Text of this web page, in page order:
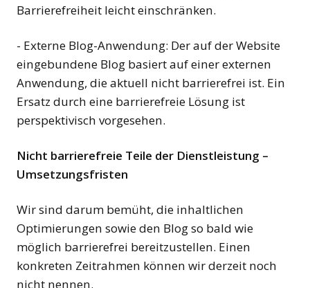
Barrierefreiheit leicht einschränken.
- Externe Blog-Anwendung: Der auf der Website
eingebundene Blog basiert auf einer externen
Anwendung, die aktuell nicht barrierefrei ist. Ein
Ersatz durch eine barrierefreie Lösung ist
perspektivisch vorgesehen.
Nicht barrierefreie Teile der Dienstleistung –
Umsetzungsfristen
Wir sind darum bemüht, die inhaltlichen
Optimierungen sowie den Blog so bald wie
möglich barrierefrei bereitzustellen. Einen
konkreten Zeitrahmen können wir derzeit noch
nicht nennen.